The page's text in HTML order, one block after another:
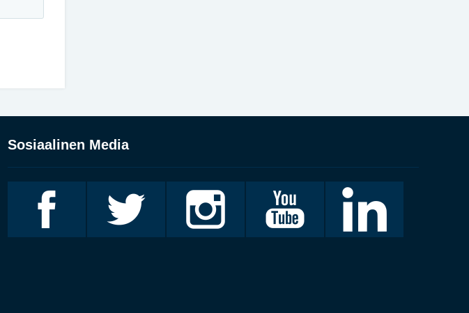
Sosiaalinen Media
Invalidiliitto
Facebookissa
Invalidiliitto
Twitterissä
Invalidiliitto
Instagramissa
Invalidiliitto
Youtubessa
LinkedIn